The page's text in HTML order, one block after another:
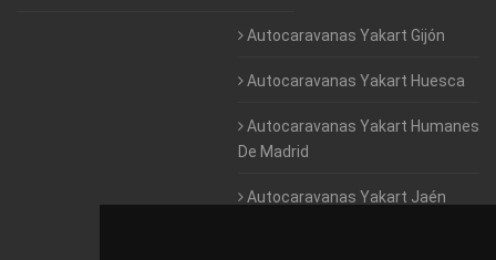
Autocaravanas Yakart Gijón
Autocaravanas Yakart Huesca
Autocaravanas Yakart Humanes
De Madrid
Autocaravanas Yakart Jaén